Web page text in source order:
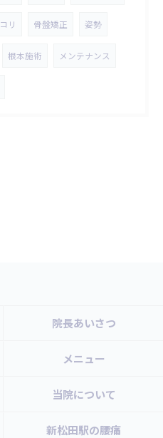
コリ 骨盤矯正 姿勢
根本施術 メンテナンス
院長あいさつ
メニュー
当院について
新松田駅の腰痛